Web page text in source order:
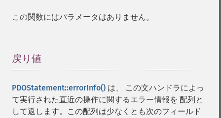
この関数にはパラメータはありません。
戻り値
PDOStatement::errorInfo() は、 この文ハンドラによっ
て実行された直近の操作に関するエラー情報を 配列と
して返します。この配列は少なくとも次のフィールド